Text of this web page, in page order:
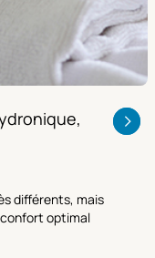
différents, mais
optimal